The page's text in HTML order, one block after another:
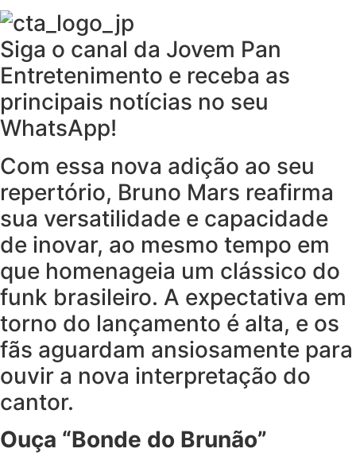
Siga o canal da Jovem Pan
Entretenimento e receba as
principais notícias no seu
WhatsApp!
Com essa nova adição ao seu
repertório, Bruno Mars reafirma
sua versatilidade e capacidade
de inovar, ao mesmo tempo em
que homenageia um clássico do
funk brasileiro. A expectativa em
torno do lançamento é alta, e os
fãs aguardam ansiosamente para
ouvir a nova interpretação do
cantor.
Ouça “Bonde do Brunão”